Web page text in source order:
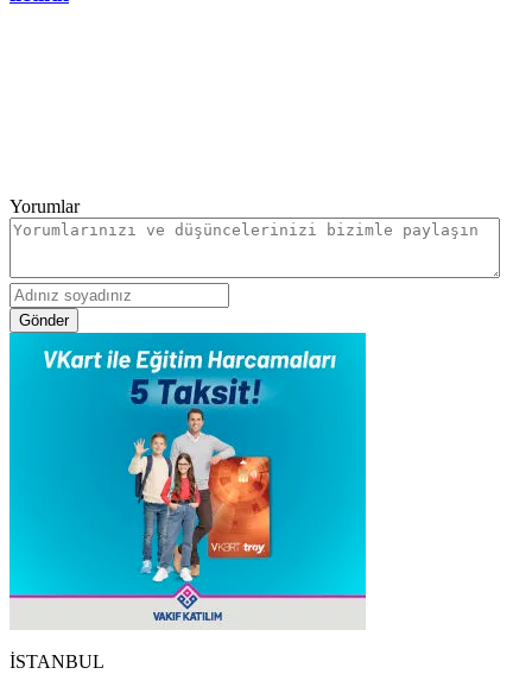
Yorumlar
Gönder
İSTANBUL